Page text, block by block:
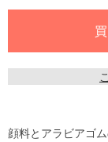
顔料とアラビアゴ